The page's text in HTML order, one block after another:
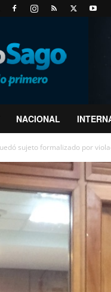
NACIONAL
sujeto formalizado por